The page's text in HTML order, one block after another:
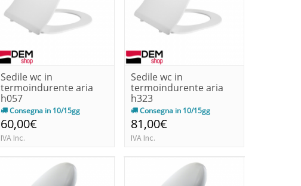
Sedile wc in
termoindurente aria
h057
Consegna in 10/15gg
60,00€
IVA Inc.
Sedile wc in
termoindurente aria
h323
Consegna in 10/15gg
81,00€
IVA Inc.